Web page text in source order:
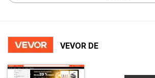
VEVOR DE